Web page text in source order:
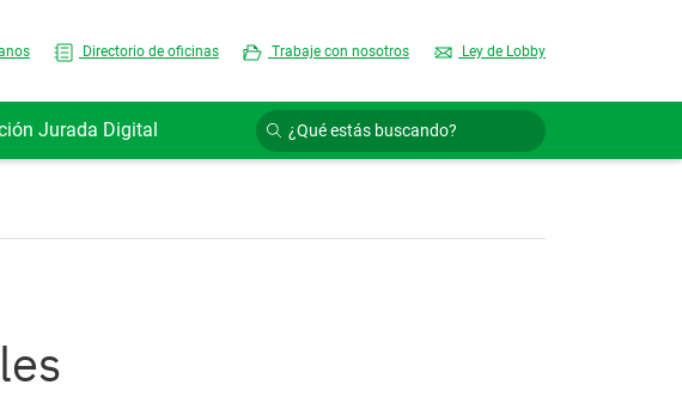
Directorio de oficinas Trabaje con nosotros Ley de Lobby
Jurada Digital